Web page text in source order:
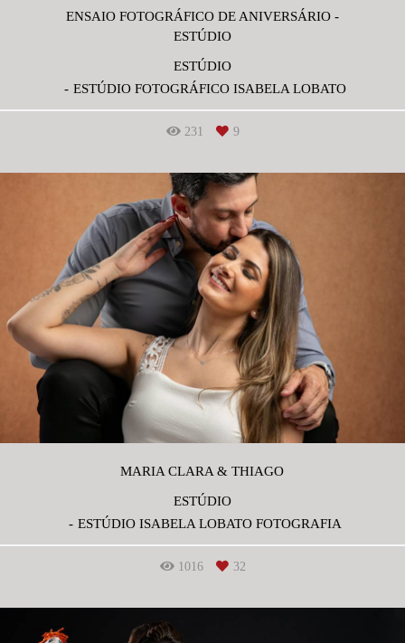
ENSAIO FOTOGRÁFICO DE ANIVERSÁRIO -
ESTÚDIO
ESTÚDIO
ESTÚDIO FOTOGRÁFICO ISABELA LOBATO
231 9
MARIA CLARA & THIAGO
ESTÚDIO
ESTÚDIO ISABELA LOBATO FOTOGRAFIA
1016 32